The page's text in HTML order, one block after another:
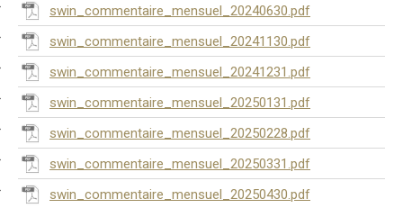
swin_commentaire_mensuel_20240630.pdf
swin_commentaire_mensuel_20241130.pdf
swin_commentaire_mensuel_20241231.pdf
swin_commentaire_mensuel_20250131.pdf
swin_commentaire_mensuel_20250228.pdf
swin_commentaire_mensuel_20250331.pdf
swin_commentaire_mensuel_20250430.pdf